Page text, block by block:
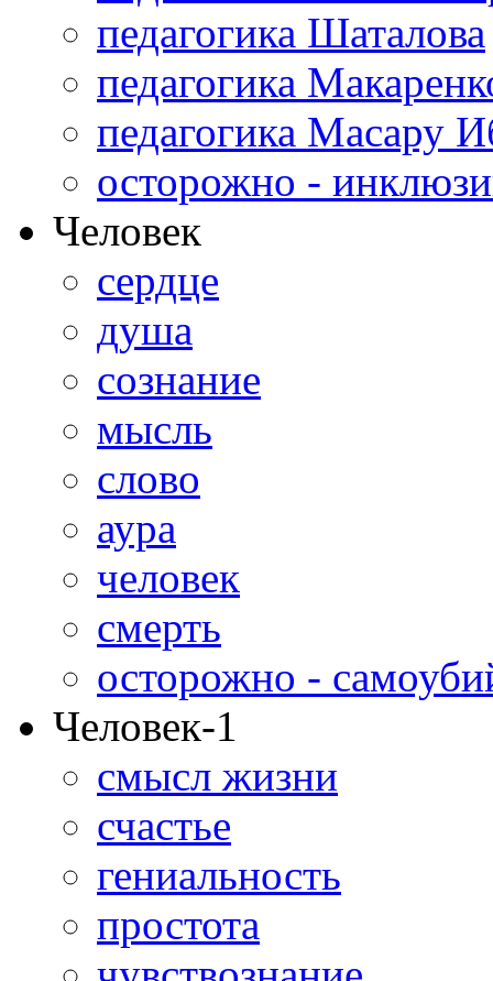
педагогика Шаталова
педагогика
педагогика Масару
осторожно -
Человек
сердце
душа
сознание
мысль
слово
аура
человек
смерть
осторожно -
Человек-1
смысл жизни
счастье
гениальность
простота